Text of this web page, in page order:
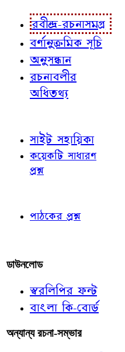
রবীন্দ্র-রচনাসমগ্র
বর্ণানুক্রমিক সূচি
অনুসন্ধান
রচনাবলীর
অধিতথ্য
সাইট সহায়িকা
কয়েকটি সাধারণ
প্রশ্ন
পাঠকের প্রশ্ন
ডাউনলোড
স্বরলিপির ফন্ট
বাংলা কি-বোর্ড
অন্যান্য রচনা-সম্ভার